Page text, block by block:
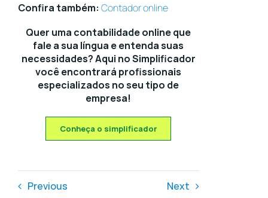
Confira também: Contador online
Quer uma contabilidade online que
fale a sua língua e entenda suas
necessidades? Aqui no Simplificador
você encontrará profissionais
especializados no seu tipo de
empresa!
Conheça o simplificador
Previous Next